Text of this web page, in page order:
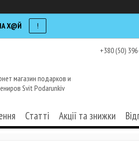
Х@Й !
+380 (50)
магазин подарков и
Svit Podarunkiv
Статті Акції та знижки